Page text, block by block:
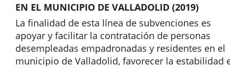
EN EL MUNICIPIO DE VALLADOLID (2019)
La finalidad de esta línea de subvenciones es
apoyar y facilitar la contratación de personas
desempleadas empadronadas y residentes en el
municipio de Valladolid, favorecer la estabilidad